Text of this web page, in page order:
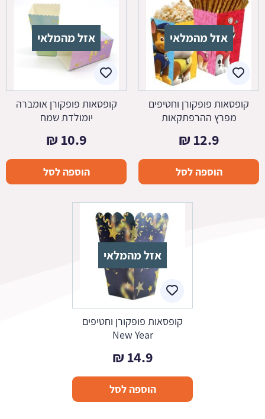
אזל מהמלאי
קופסאות פופקורן וחטיפים
מפרץ ההרפתקאות
12.9
₪
הוספה לסל
אזל מהמלאי
קופסאות פופקורן אומברה
יומולדת שמח
10.9
₪
הוספה לסל
אזל מהמלאי
קופסאות פופקורן וחטיפים
New Year
14.9
₪
הוספה לסל